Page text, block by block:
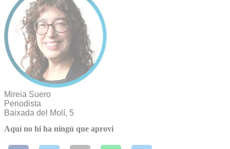
Mireia Suero
Periodista
Baixada del Molí, 5
Aquí no hi ha ningú que aprovi